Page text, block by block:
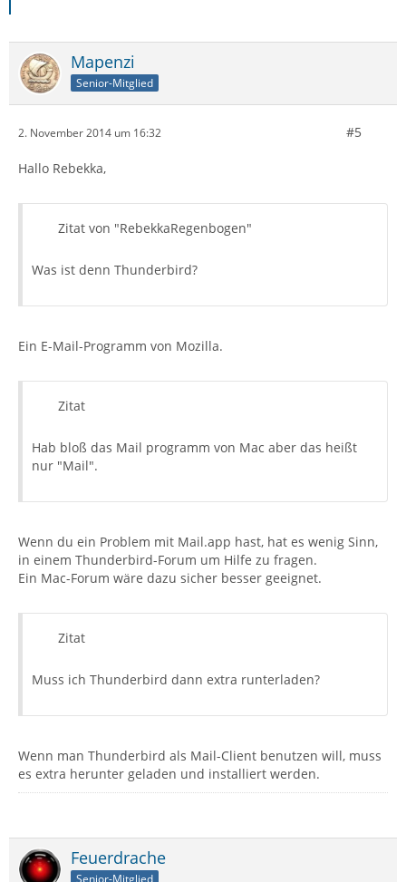
Mapenzi
Senior-Mitglied
2. November 2014 um 16:32 #5
Hallo Rebekka,
Zitat von "RebekkaRegenbogen"
Was ist denn Thunderbird?
Ein E-Mail-Programm von Mozilla.
Zitat
Hab bloß das Mail programm von Mac aber das heißt
nur "Mail".
Wenn du ein Problem mit Mail.app hast, hat es wenig Sinn,
in einem Thunderbird-Forum um Hilfe zu fragen.
Ein Mac-Forum wäre dazu sicher besser geeignet.
Zitat
Muss ich Thunderbird dann extra runterladen?
Wenn man Thunderbird als Mail-Client benutzen will, muss
es extra herunter geladen und installiert werden.
Feuerdrache
Senior-Mitglied